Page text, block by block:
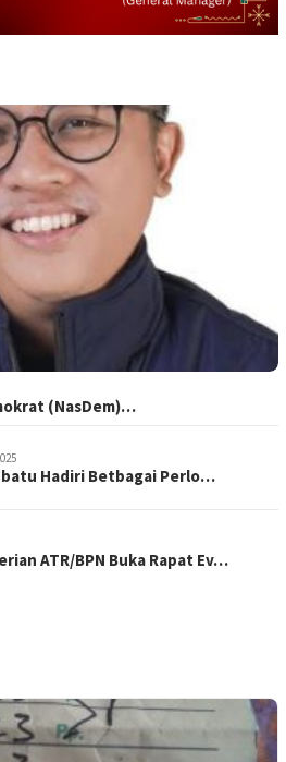
(NasDem)…
Hadiri Betbagai Perlo…
ATR/BPN Buka Rapat Ev…